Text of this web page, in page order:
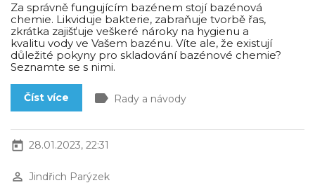
Za správně fungujícím bazénem stojí bazénová
chemie. Likviduje bakterie, zabraňuje tvorbě řas,
zkrátka zajišťuje veškeré nároky na hygienu a
kvalitu vody ve Vašem bazénu. Víte ale, že existují
důležité pokyny pro skladování bazénové chemie?
Seznamte se s nimi.
Číst více label Rady a návody
today 28.01.2023, 22:31
perm_identity Jindřich Parýzek